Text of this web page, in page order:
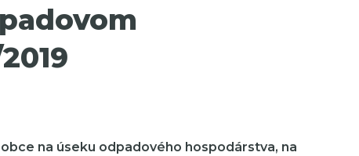
na úseku odpadového hospodárstva, na